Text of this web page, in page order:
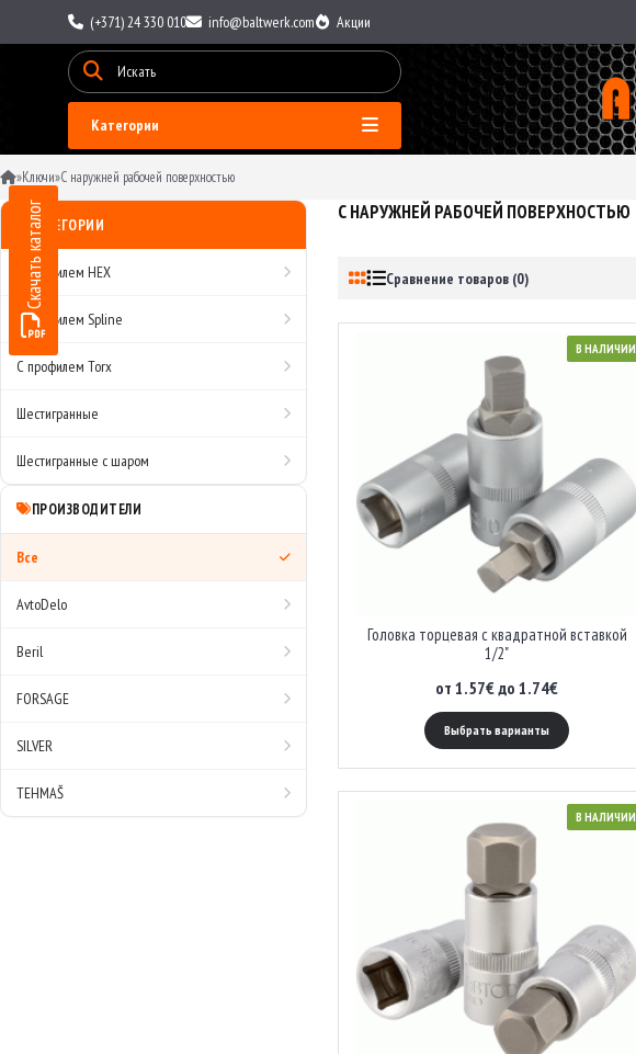
(+371) 24 330 010 info@baltwerk.com Акции
Категории
Скачать каталог
»Ключи»С наружней рабочей поверхностью
КАТЕГОРИИ
С профилем HEX
С профилем Spline
С профилем Torx
Шестигранные
Шестигранные с шаром
ПРОИЗВОДИТЕЛИ
Все
AvtoDelo
Beril
FORSAGE
SILVER
TEHMAŠ
С НАРУЖНЕЙ РАБОЧЕЙ ПОВЕРХНОСТЬЮ
Сравнение товаров (0)
В НАЛИЧИИ
Головка торцевая с квадратной вставкой
1/2"
от 1.57€ до 1.74€
Выбрать варианты
В НАЛИЧИИ